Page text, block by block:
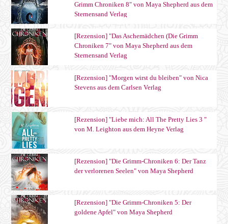
Grimm Chroniken 8" von Maya Shepherd aus dem
Sternensand Verlag
[Rezension] "Das Aschemädchen (Die Grimm
Chroniken 7" von Maya Shepherd aus dem
Sternensand Verlag
[Rezension] "Morgen wirst du bleiben" von Nica
Stevens aus dem Carlsen Verlag
[Rezension] "Liebe mich: All The Pretty Lies 3 "
von M. Leighton aus dem Heyne Verlag
[Rezension] "Die Grimm-Chroniken 6: Der Tanz
der verlorenen Seelen" von Maya Shepherd
[Rezension] "Die Grimm-Chroniken 5: Der
goldene Apfel" von Maya Shepherd